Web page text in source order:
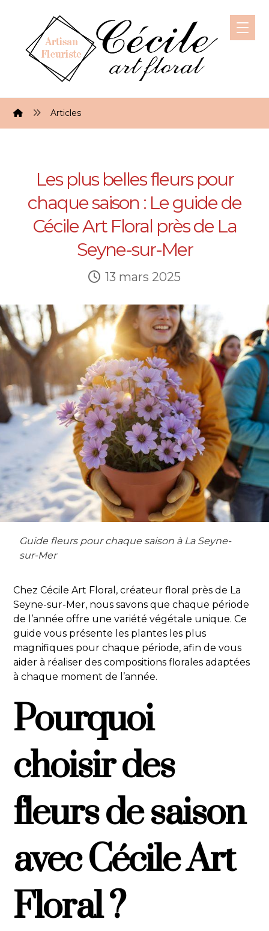
Articles
Les plus belles fleurs pour
chaque saison : Le guide de
Cécile Art Floral près de La
Seyne-sur-Mer
13 mars 2025
Guide fleurs pour chaque saison à La Seyne-
sur-Mer
Chez Cécile Art Floral, créateur floral près de La
Seyne-sur-Mer, nous savons que chaque période
de l’année offre une variété végétale unique. Ce
guide vous présente les plantes les plus
magnifiques pour chaque période, afin de vous
aider à réaliser des compositions florales adaptées
à chaque moment de l’année.
Pourquoi
choisir des
fleurs de saison
avec Cécile Art
Floral ?